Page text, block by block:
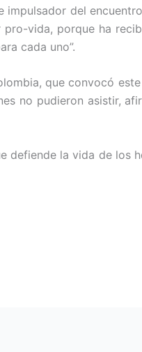
del
vida, porque ha
cada uno”.
que convocó
no pudieron asistir,
defiende la vida de los